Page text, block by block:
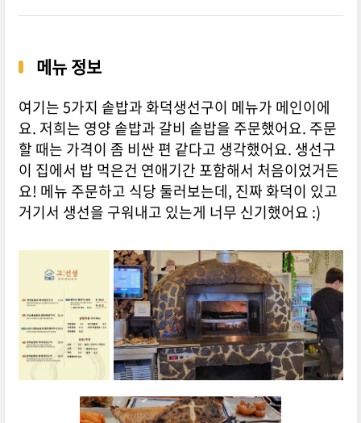
메뉴 정보
여기는 5가지 솥밥과 화덕생선구이 메뉴가 메인이에
요. 저희는 영양 솥밥과 갈비 솥밥을 주문했어요. 주문
할 때는 가격이 좀 비싼 편 같다고 생각했어요. 생선구
이 집에서 밥 먹은건 연애기간 포함해서 처음이었거든
요! 메뉴 주문하고 식당 둘러보는데, 진짜 화덕이 있고
거기서 생선을 구워내고 있는게 너무 신기했어요 :)